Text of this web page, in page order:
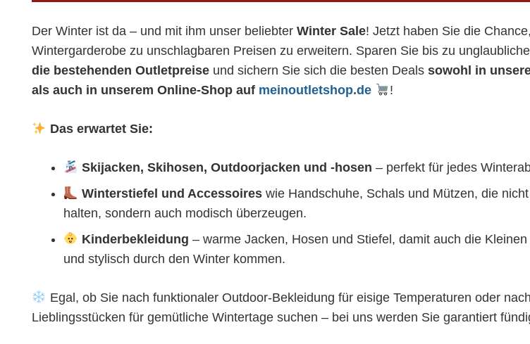
Der Winter ist da – und mit ihm unser beliebter Winter Sale! Jetzt haben Sie die
Wintergarderobe zu unschlagbaren Preisen zu erweitern. Sparen Sie bis zu
die bestehenden Outletpreise und sichern Sie sich die besten Deals sowohl in
als auch in unserem Online-Shop auf meinoutletshop.de !
Das erwartet Sie:
Skijacken, Skihosen, Outdoorjacken und -hosen – perfekt für jedes
Winterstiefel und Accessoires wie Handschuhe, Schals und Mützen, die
halten, sondern auch modisch überzeugen.
Kinderbekleidung – warme Jacken, Hosen und Stiefel, damit auch die
und stylisch durch den Winter kommen.
Egal, ob Sie nach funktionaler Outdoor-Bekleidung für eisige Temperaturen oder
Lieblingsstücken für gemütliche Wintertage suchen – bei uns werden Sie garantiert